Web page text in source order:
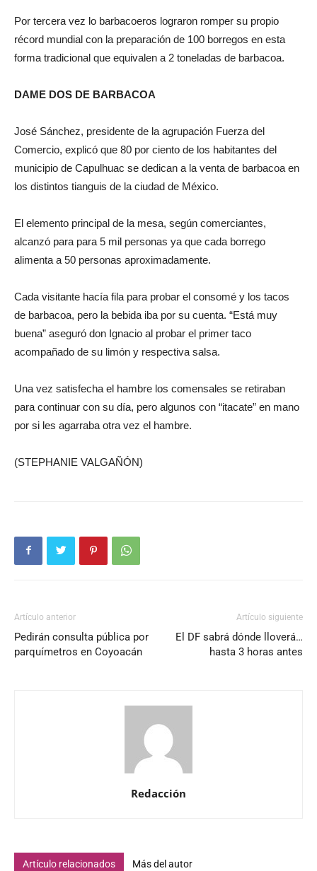
Por tercera vez lo barbacoeros lograron romper su propio
récord mundial con la preparación de 100 borregos en esta
forma tradicional que equivalen a 2 toneladas de barbacoa.
DAME DOS DE BARBACOA
José Sánchez, presidente de la agrupación Fuerza del
Comercio, explicó que 80 por ciento de los habitantes del
municipio de Capulhuac se dedican a la venta de barbacoa en
los distintos tianguis de la ciudad de México.
El elemento principal de la mesa, según comerciantes,
alcanzó para para 5 mil personas ya que cada borrego
alimenta a 50 personas aproximadamente.
Cada visitante hacía fila para probar el consomé y los tacos
de barbacoa, pero la bebida iba por su cuenta. “Está muy
buena” aseguró don Ignacio al probar el primer taco
acompañado de su limón y respectiva salsa.
Una vez satisfecha el hambre los comensales se retiraban
para continuar con su día, pero algunos con “itacate” en mano
por si les agarraba otra vez el hambre.
(STEPHANIE VALGAÑÓN)
Artículo anterior
Pedirán consulta pública por
parquímetros en Coyoacán
Artículo siguiente
El DF sabrá dónde lloverá…
hasta 3 horas antes
Redacción
Artículo relacionados Más del autor